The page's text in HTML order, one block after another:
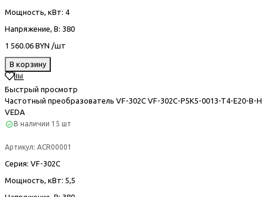
Мощность, кВт: 4
Напряжение, В: 380
1 560.06 BYN /шт
В корзину
Быстрый просмотр
Частотный преобразователь VF-302С VF-302C-P5K5-0013-T4-E20-B-H
VEDA
В наличии 15 шт
Артикул: ACR00001
Серия: VF-302С
Мощность, кВт: 5,5